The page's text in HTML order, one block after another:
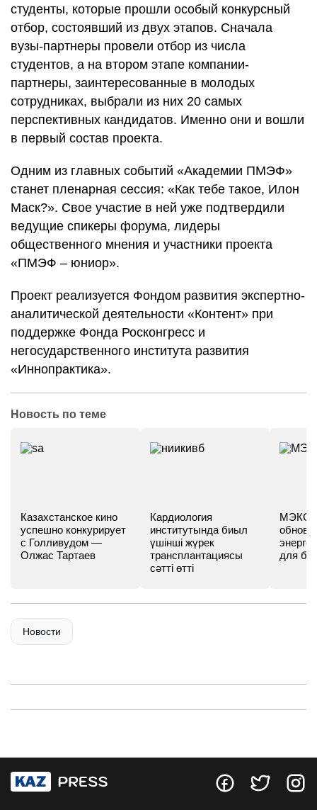
студенты, которые прошли особый конкурсный
отбор, состоявший из двух этапов. Сначала
вузы-партнеры провели отбор из числа
студентов, а на втором этапе компании-
партнеры, заинтересованные в молодых
сотрудниках, выбрали из них 20 самых
перспективных кандидатов. Именно они и вошли
в первый состав проекта.
Одним из главных событий «Академии ПМЭФ»
станет пленарная сессия: «Как тебе такое, Илон
Маск?». Свое участие в ней уже подтвердили
ведущие спикеры форума, лидеры
общественного мнения и участники проекта
«ПМЭФ – юниор».
Проект реализуется Фондом развития экспертно-
аналитической деятельности «Контент» при
поддержке Фонда Росконгресс и
негосударственного института развития
«Иннопрактика».
Новость по теме
Казахстанское кино
успешно конкурирует
с Голливудом —
Олжас Тартаев
Кардиология
институтында биыл
үшінші жүрек
трансплантациясы
сәтті өтті
МЭКС -
для
Новости